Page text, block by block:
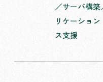
／サーバ構
リケーショ
ス支援